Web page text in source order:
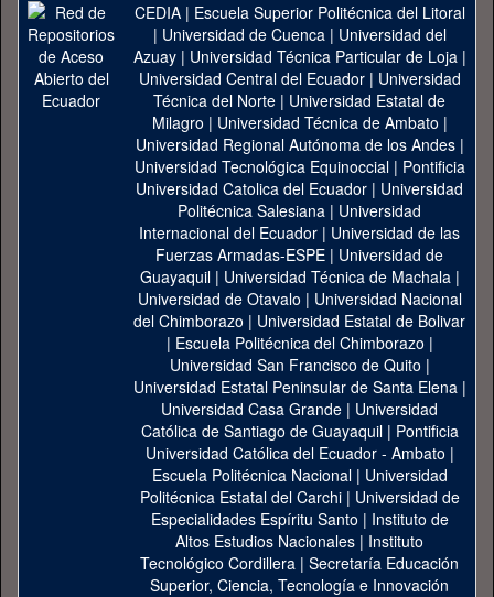
CEDIA| Escuela Superior Politécnica del Litoral
| Universidad de Cuenca| Universidad del
Azuay| Universidad Técnica Particular de Loja|
Universidad Central del Ecuador| Universidad
Técnica del Norte | Universidad Estatal de
Milagro | Universidad Técnica de Ambato |
Universidad Regional Autónoma de los Andes|
Universidad Tecnológica Equinoccial| Pontificia
Universidad Catolica del Ecuador | Universidad
Politécnica Salesiana | Universidad
Internacional del Ecuador | Universidad de las
Fuerzas Armadas-ESPE | Universidad de
Guayaquil| Universidad Técnica de Machala|
Universidad de Otavalo | Universidad Nacional
del Chimborazo | Universidad Estatal de Bolivar
| Escuela Politécnica del Chimborazo |
Universidad San Francisco de Quito |
Universidad Estatal Peninsular de Santa Elena|
Universidad Casa Grande | Universidad
Católica de Santiago de Guayaquil| Pontificia
Universidad Católica del Ecuador - Ambato |
Escuela Politécnica Nacional| Universidad
Politécnica Estatal del Carchi| Universidad de
Especialidades Espíritu Santo | Instituto de
Altos Estudios Nacionales | Instituto
Tecnológico Cordillera | Secretaría Educación
Superior, Ciencia, Tecnología e Innovación